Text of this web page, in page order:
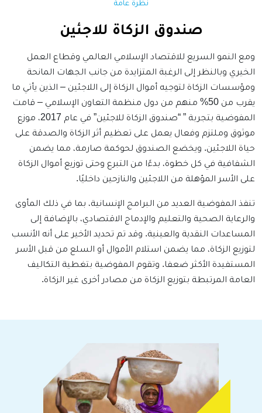
نظرة عامة
صندوق الزكاة للاجئين
ومع النمو السريع للاقتصاد الإسلامي العالمي وقطاع العمل
الخيري وبالنظر إلى الرغبة المتزايدة من جانب الجهات المانحة
ومؤسسات الزكاة لتوجيه أموال الزكاة إلى اللاجئين – الذين يأتي ما
يقرب من 50% منهم من دول منظمة التعاون الإسلامي – قامت
المفوضية بتجربة ” “صندوق الزكاة للاجئين” في عام 2017، موزع
موثوق وملتزم وفعال يعمل على تعظيم أثر الزكاة والصدقة على
حياة اللاجئين. ويخضع الصندوق لحوكمة صارمة، مما يضمن
الشفافية في كل خطوة، بدءًا من التبرع وحتى توزيع أموال الزكاة
على الأسر المؤهلة من اللاجئين والنازحين داخليًا.
تنفذ المفوضية العديد من البرامج الإنسانية، بما في ذلك المأوى
والرعاية الصحية والتعليم والإدماج الاقتصادي، بالإضافة إلى
المساعدات النقدية والعينية. وقد تم تحديد الأخير على أنه الأنسب
لتوزيع الزكاة، مما يضمن استلام الأموال أو السلع من قبل الأسر
المستفيدة الأكثر ضعفا. وتقوم المفوضية بتغطية التكاليف
العامة المرتبطة بتوزيع الزكاة من مصادر أخرى غير الزكاة.